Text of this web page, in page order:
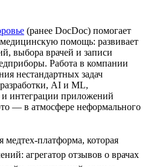
(ранее DocDoc) помогает
помощь: развивает
выбора врачей и записи
Работа в компании
нестандартных задач
AI и ML,
интеграции приложений
— в атмосфере неформального
платформа, которая
агрегатор отзывов о врачах